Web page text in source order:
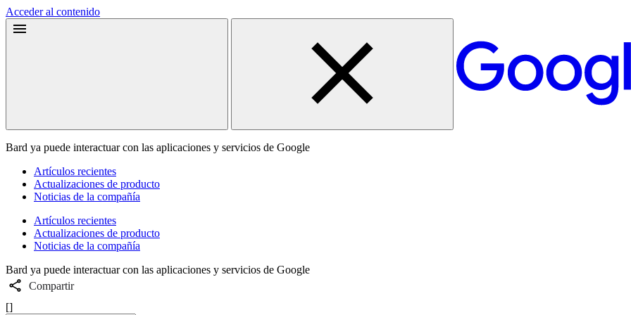
Acceder al contenido
Bard ya puede interactuar con las aplicaciones y servicios de Google
Artículos recientes
Actualizaciones de producto
Noticias de la compañía
Artículos recientes
Actualizaciones de producto
Noticias de la compañía
Bard ya puede interactuar con las aplicaciones y servicios de Google
Compartir
[]